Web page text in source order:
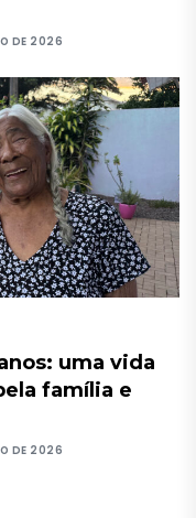
DE 2026
uma vida
família e
DE 2026